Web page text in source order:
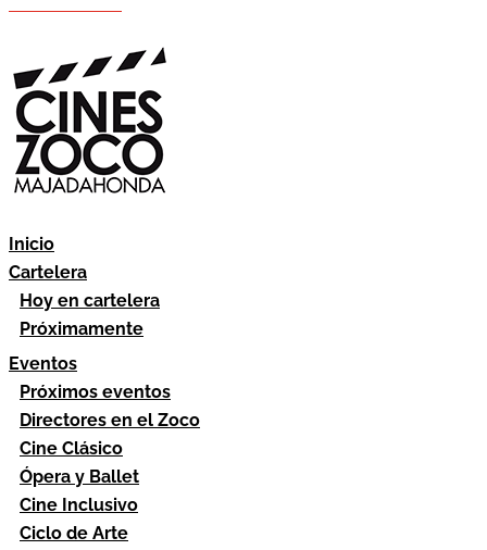
Inicio
Cartelera
Hoy en cartelera
Próximamente
Eventos
Próximos eventos
Directores en el Zoco
Cine Clásico
Ópera y Ballet
Cine Inclusivo
Ciclo de Arte